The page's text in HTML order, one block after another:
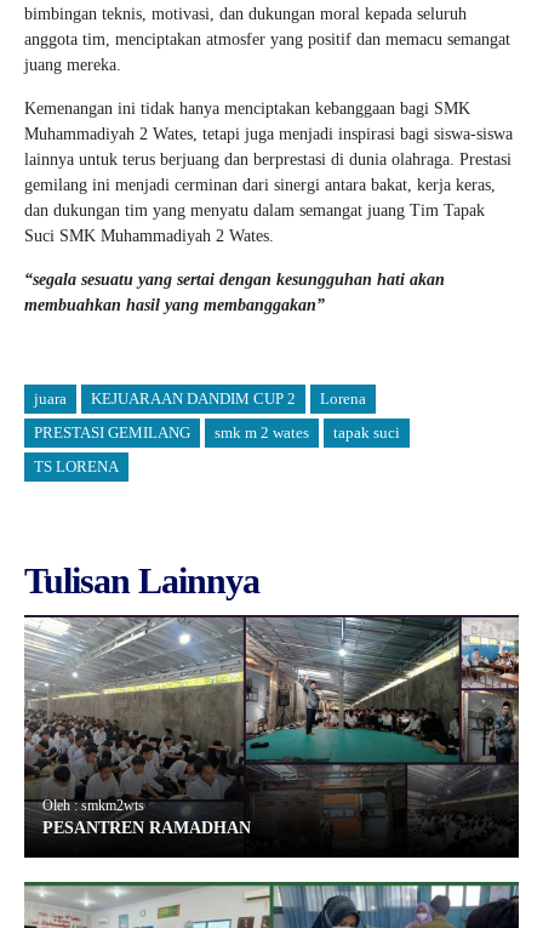
bimbingan teknis, motivasi, dan dukungan moral kepada seluruh
anggota tim, menciptakan atmosfer yang positif dan memacu semangat
juang mereka.
Kemenangan ini tidak hanya menciptakan kebanggaan bagi SMK
Muhammadiyah 2 Wates, tetapi juga menjadi inspirasi bagi siswa-siswa
lainnya untuk terus berjuang dan berprestasi di dunia olahraga. Prestasi
gemilang ini menjadi cerminan dari sinergi antara bakat, kerja keras,
dan dukungan tim yang menyatu dalam semangat juang Tim Tapak
Suci SMK Muhammadiyah 2 Wates.
“segala sesuatu yang sertai dengan kesungguhan hati akan
membuahkan hasil yang membanggakan”
juara KEJUARAAN DANDIM CUP 2
Lorena
PRESTASI GEMILANG
smk m 2 wates
tapak suci
TS LORENA
Tulisan Lainnya
Oleh : smkm2wts
PESANTREN RAMADHAN